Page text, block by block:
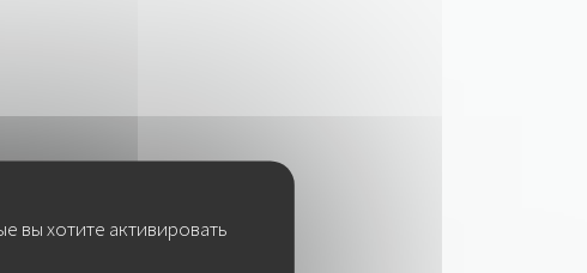
вы хотите активировать